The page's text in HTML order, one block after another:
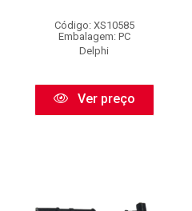
Código: XS10585
Embalagem: PC
Delphi
Ver preço